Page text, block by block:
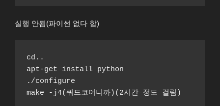
실행 안됨(파이썬 없다 함)
cd..
apt-get install python
./configure
make -j4(쿼드코어니까)(2시간 정도 걸림)